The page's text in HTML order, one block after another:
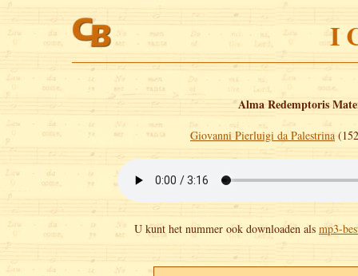
I
Alma Redemptoris
Giovanni Pierluigi da Palestrina
U kunt het nummer ook downloaden als mp3-